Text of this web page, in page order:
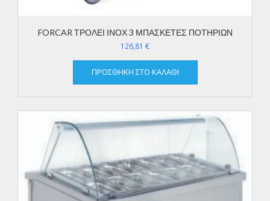
FORCAR ΤΡΟΛΕΙ ΙΝΟΧ 3 ΜΠΑΣΚΕΤΕΣ ΠΟΤΗΡΙΩΝ
126,81 €
ΠΡΟΣΘΉΚΗ ΣΤΟ ΚΑΛΆΘΙ